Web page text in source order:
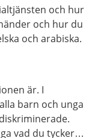
och hur
och hur du
och arabiska.
är. I
barn och unga
vad du tycker